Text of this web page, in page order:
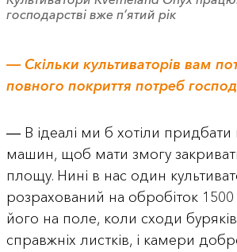
господарстві вже п’ятий рік
― Скільки культиваторів вам
повного покриття потреб
― В ідеалі ми б хотіли придбати
машин, щоб мати змогу
площу. Нині в нас один
розрахований на обробіток 1500
його на поле, коли сходи
справжніх листків, і камери